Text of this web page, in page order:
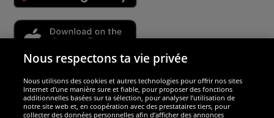
Sécurité
Nous sommes excellents
Nous respectons ta vie privée
Nous utilisons des cookies et autres technologies pour offrir nos sites
Internet d’une manière sure et fiable, pour proposer des fonctions
additionnelles basées sur ta sélection, pour analyser l’utilisation de
notre site web et, en coopération avec des prestataires tiers, pour
collecter des données personnelles afin d’afficher des annonces